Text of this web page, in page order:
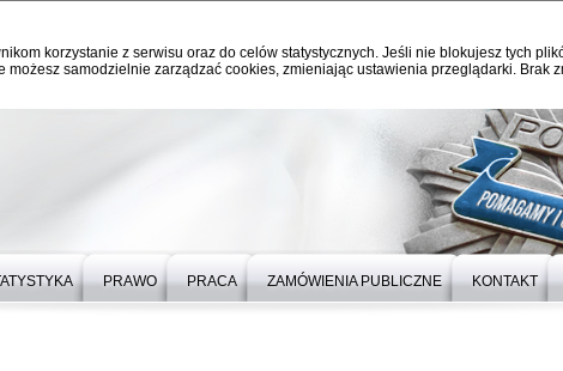
korzystanie z serwisu oraz do celów statystycznych. Jeśli nie blokujesz tych
samodzielnie zarządzać cookies, zmieniając ustawienia przeglądarki. Brak
PRAWO PRACA ZAMÓWIENIA PUBLICZNE KONTAKT